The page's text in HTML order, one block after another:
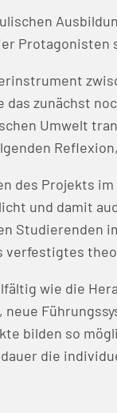
Protagonisten
zunächst
Umwelt
des Projekts
und damit
verfestigtes
wie die
bilden so
die